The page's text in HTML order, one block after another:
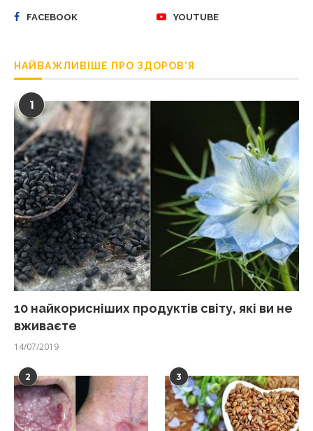
FACEBOOK YOUTUBE
НАЙВАЖЛИВІШЕ ПРО ЗДОРОВ’Я
1
10 найкорисніших продуктів світу, які ви не
вживаєте
14/07/2019
2 3